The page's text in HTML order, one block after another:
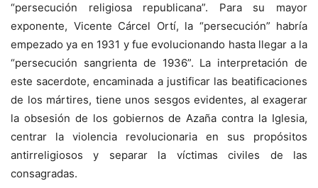
“persecución religiosa republicana”. Para su mayor
exponente, Vicente Cárcel Ortí, la “persecución” habría
empezado ya en 1931 y fue evolucionando hasta llegar a la
“persecución sangrienta de 1936”. La interpretación de
este sacerdote, encaminada a justificar las beatificaciones
de los mártires, tiene unos sesgos evidentes, al exagerar
la obsesión de los gobiernos de Azaña contra la Iglesia,
centrar la violencia revolucionaria en sus propósitos
antirreligiosos y separar la víctimas civiles de las
consagradas.